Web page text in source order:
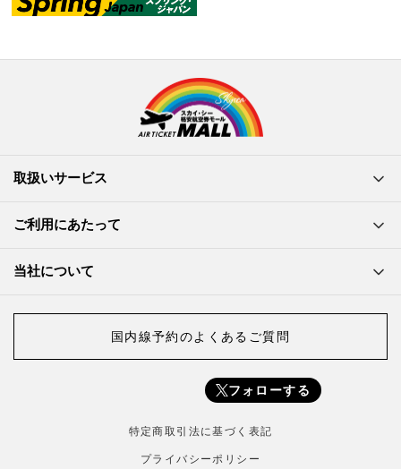
取扱いサービス
ご利用にあたって
当社について
国内線予約のよくあるご質問
フォローする
特定商取引法に基づく表記
プライバシーポリシー